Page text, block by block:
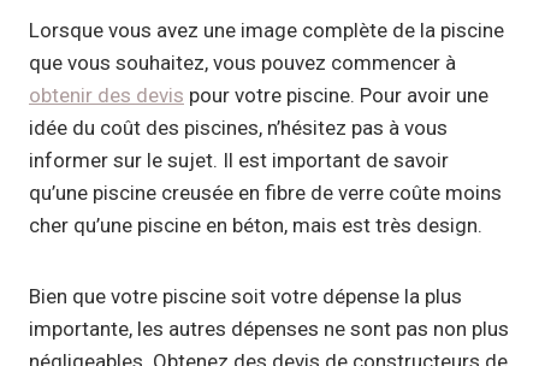
Lorsque vous avez une image complète de la piscine
que vous souhaitez, vous pouvez commencer à
obtenir des devis pour votre piscine. Pour avoir une
idée du coût des piscines, n’hésitez pas à vous
informer sur le sujet. Il est important de savoir
qu’une piscine creusée en fibre de verre coûte moins
cher qu’une piscine en béton, mais est très design.
Bien que votre piscine soit votre dépense la plus
importante, les autres dépenses ne sont pas non plus
négligeables. Obtenez des devis de constructeurs de